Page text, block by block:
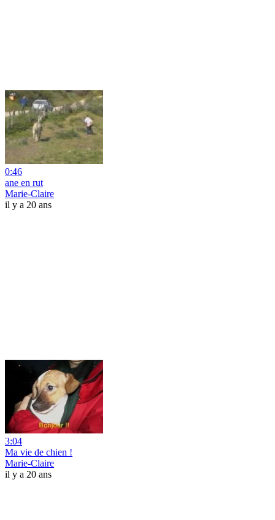
0:46
ane en rut
Marie-Claire
il y a 20 ans
3:04
Ma vie de chien !
Marie-Claire
il y a 20 ans